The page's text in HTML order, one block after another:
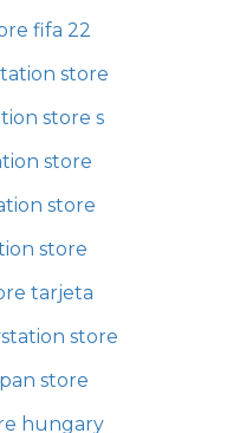
fifa 22
store
store s
store
store
store
tarjeta
store
store
hungary